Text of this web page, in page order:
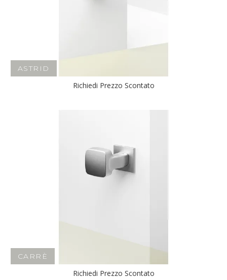
ASTRID
Richiedi Prezzo Scontato
CARRÈ
Richiedi Prezzo Scontato